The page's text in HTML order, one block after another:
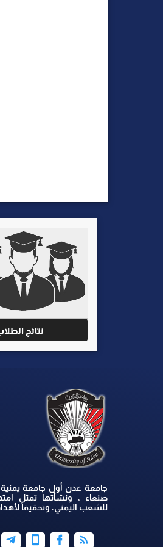
نتائج
جامعة عدن أول جامعة
صنعاء ، ونشأتها تمثل
للشعب اليمني، وتحقيقاً